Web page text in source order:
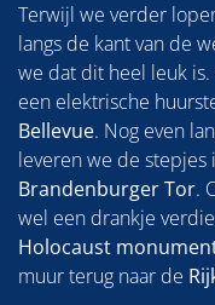
Terwijl we verder
langs de kant van de
we dat dit heel leuk
een elektrische
Bellevue. Nog even
leveren we de stepjes
Brandenburger Tor.
wel een drankje
Holocaust
muur terug naar de